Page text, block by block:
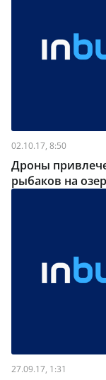
02.10.17, 8:50
Дроны
рыбаков на
27.09.17, 1:31